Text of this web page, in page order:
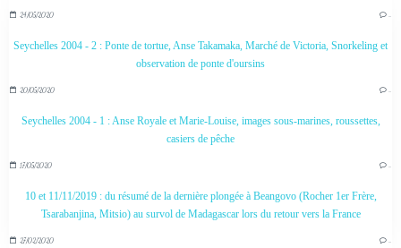
24/05/2020 …
Seychelles 2004 - 2 : Ponte de tortue, Anse Takamaka, Marché de Victoria, Snorkeling et
observation de ponte d'oursins
20/05/2020 …
Seychelles 2004 - 1 : Anse Royale et Marie-Louise, images sous-marines, roussettes,
casiers de pêche
17/05/2020 …
10 et 11/11/2019 : du résumé de la dernière plongée à Beangovo (Rocher 1er Frère,
Tsarabanjina, Mitsio) au survol de Madagascar lors du retour vers la France
27/02/2020 …